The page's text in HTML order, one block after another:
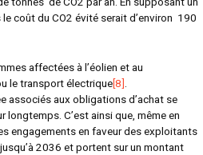
coût du CO2 évité serait d’environ 190
affectées à l’éolien et au
le transport électrique[8]
associés aux obligations d’achat se
C’est ainsi que, même en
engagements en faveur des exploitants
2036 et portent sur un montant